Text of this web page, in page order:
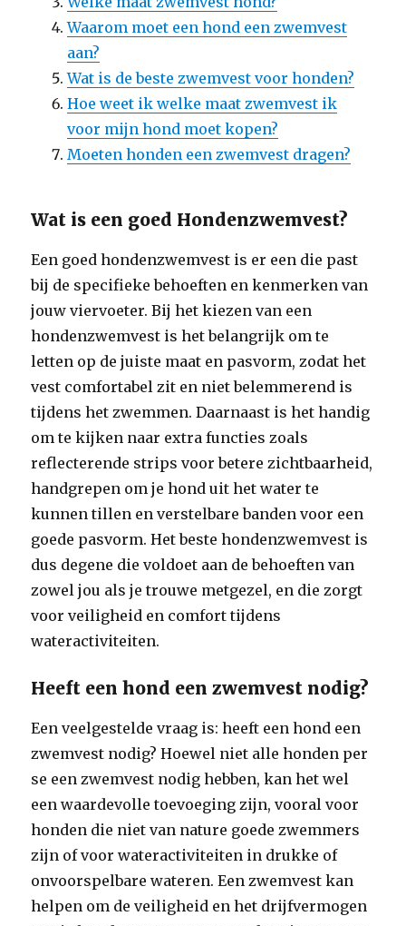
Waarom moet een hond een zwemvest
aan?
Wat is de beste zwemvest voor honden?
Hoe weet ik welke maat zwemvest ik
voor mijn hond moet kopen?
Moeten honden een zwemvest dragen?
Wat is een goed Hondenzwemvest?
Een goed hondenzwemvest is er een die past
bij de specifieke behoeften en kenmerken van
jouw viervoeter. Bij het kiezen van een
hondenzwemvest is het belangrijk om te
letten op de juiste maat en pasvorm, zodat het
vest comfortabel zit en niet belemmerend is
tijdens het zwemmen. Daarnaast is het handig
om te kijken naar extra functies zoals
reflecterende strips voor betere zichtbaarheid,
handgrepen om je hond uit het water te
kunnen tillen en verstelbare banden voor een
goede pasvorm. Het beste hondenzwemvest is
dus degene die voldoet aan de behoeften van
zowel jou als je trouwe metgezel, en die zorgt
voor veiligheid en comfort tijdens
wateractiviteiten.
Heeft een hond een zwemvest nodig?
Een veelgestelde vraag is: heeft een hond een
zwemvest nodig? Hoewel niet alle honden per
se een zwemvest nodig hebben, kan het wel
een waardevolle toevoeging zijn, vooral voor
honden die niet van nature goede zwemmers
zijn of voor wateractiviteiten in drukke of
onvoorspelbare wateren. Een zwemvest kan
helpen om de veiligheid en het drijfvermogen